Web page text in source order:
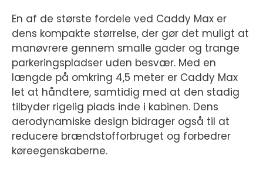
En af de største fordele ved Caddy Max er
dens kompakte størrelse, der gør det muligt at
manøvrere gennem smalle gader og trange
parkeringspladser uden besvær. Med en
længde på omkring 4,5 meter er Caddy Max
let at håndtere, samtidig med at den stadig
tilbyder rigelig plads inde i kabinen. Dens
aerodynamiske design bidrager også til at
reducere brændstofforbruget og forbedrer
køreegenskaberne.